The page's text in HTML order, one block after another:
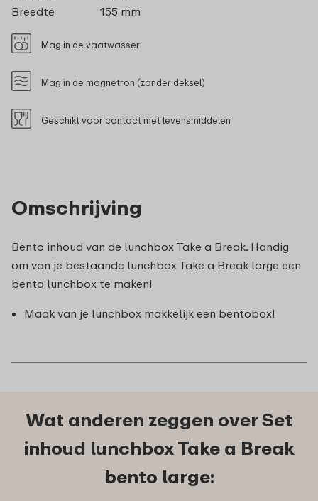
Omschrijving
Bento inhoud van de lunchbox Take a Break. Handig
om van je bestaande lunchbox Take a Break large een
bento lunchbox te maken!
Maak van je lunchbox makkelijk een bentobox!
Breedte
155 mm
Mag in de vaatwasser
Mag in de magnetron (zonder deksel)
Geschikt voor contact met levensmiddelen
Wat anderen zeggen over Set
inhoud lunchbox Take a Break
bento large: